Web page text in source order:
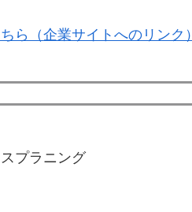
ら（企業サイトへのリンク）
プラニング